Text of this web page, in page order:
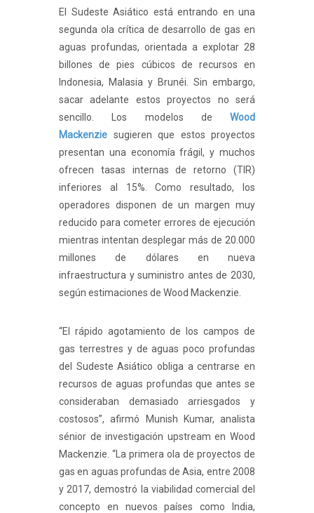
El Sudeste Asiático está entrando en una
segunda ola crítica de desarrollo de gas en
aguas profundas, orientada a explotar 28
billones de pies cúbicos de recursos en
Indonesia, Malasia y Brunéi. Sin embargo,
sacar adelante estos proyectos no será
sencillo. Los modelos de
Wood
Mackenzie sugieren que estos proyectos
presentan una economía frágil, y muchos
ofrecen tasas internas de retorno (TIR)
inferiores al 15%. Como resultado, los
operadores disponen de un margen muy
reducido para cometer errores de ejecución
mientras intentan desplegar más de 20.000
millones de dólares en nueva
infraestructura y suministro antes de 2030,
según estimaciones de Wood Mackenzie.
“El rápido agotamiento de los campos de
gas terrestres y de aguas poco profundas
del Sudeste Asiático obliga a centrarse en
recursos de aguas profundas que antes se
consideraban demasiado arriesgados y
costosos”, afirmó Munish Kumar, analista
sénior de investigación upstream en Wood
Mackenzie. “La primera ola de proyectos de
gas en aguas profundas de Asia, entre 2008
y 2017, demostró la viabilidad comercial del
concepto en nuevos países como India,